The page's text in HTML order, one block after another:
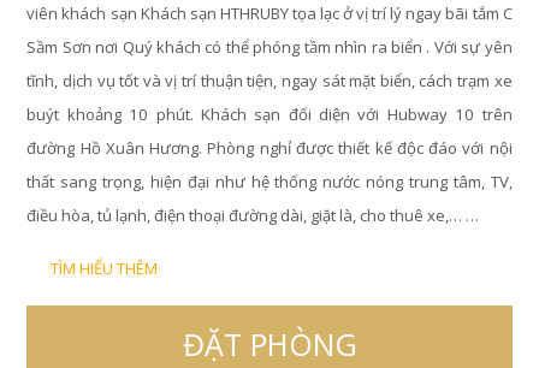
viên khách sạn Khách sạn HTHRUBY tọa lạc ở vị trí lý ngay bãi tắm C
Sầm Sơn nơi Quý khách có thể phóng tầm nhìn ra biển . Với sự yên
tĩnh, dịch vụ tốt và vị trí thuận tiện, ngay sát mặt biển, cách trạm xe
buýt khoảng 10 phút. Khách sạn đối diện với Hubway 10 trên
đường Hồ Xuân Hương. Phòng nghỉ được thiết kế độc đáo với nội
thất sang trọng, hiện đại như hệ thống nước nóng trung tâm, TV,
điều hòa, tủ lạnh, điện thoại đường dài, giặt là, cho thuê xe,… …
TÌM HIỂU THÊM
ĐẶT PHÒNG